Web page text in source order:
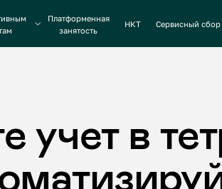
Платформенная
занятость
НКТ Сервисный сбор
учет в